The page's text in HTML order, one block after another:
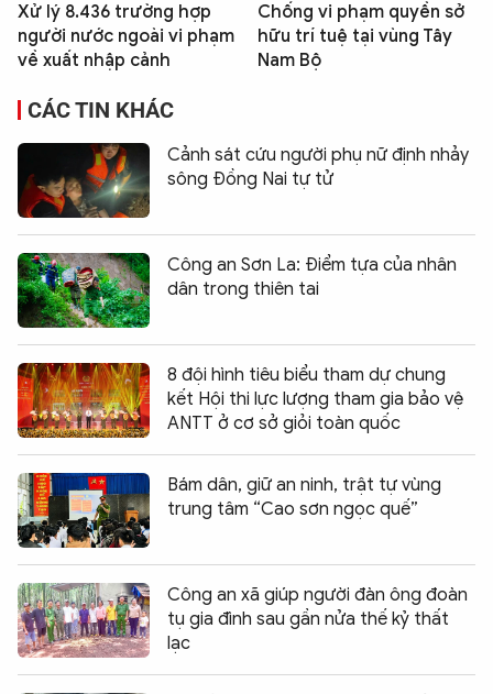
Xử lý 8.436 trường hợp
người nước ngoài vi phạm
về xuất nhập cảnh
Chống vi phạm quyền sở
hữu trí tuệ tại vùng Tây
Nam Bộ
CÁC TIN KHÁC
Cảnh sát cứu người phụ nữ định nhảy
sông Đồng Nai tự tử
Công an Sơn La: Điểm tựa của nhân
dân trong thiên tai
8 đội hình tiêu biểu tham dự chung
kết Hội thi lực lượng tham gia bảo vệ
ANTT ở cơ sở giỏi toàn quốc
Bám dân, giữ an ninh, trật tự vùng
trung tâm “Cao sơn ngọc quế”
Công an xã giúp người đàn ông đoàn
tụ gia đình sau gần nửa thế kỷ thất
lạc